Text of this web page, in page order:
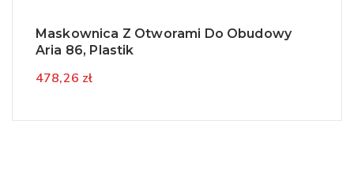
Maskownica Z Otworami Do Obudowy
Aria 86, Plastik
478,26 zł